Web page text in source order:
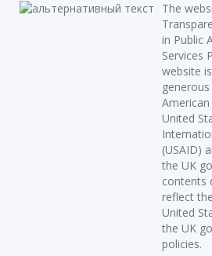
The
in Public
Services
website
United
(USAID)
the UK
contents
reflect
United
the UK
policies.